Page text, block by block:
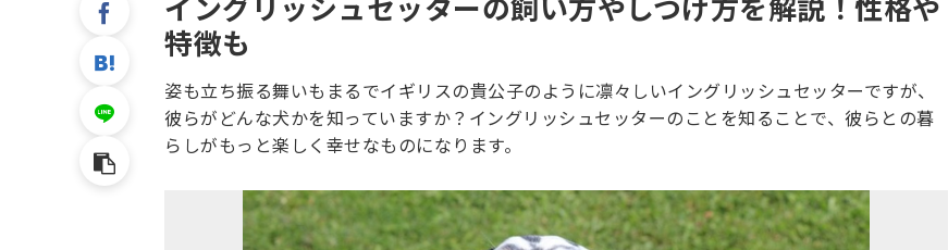
特徴も
姿も立ち振る舞いもまるでイギリスの貴公子のように凛々しいイングリッシュセッターですが、
彼らがどんな犬かを知っていますか？イングリッシュセッターのことを知ることで、彼らとの暮
らしがもっと楽しく幸せなものになります。